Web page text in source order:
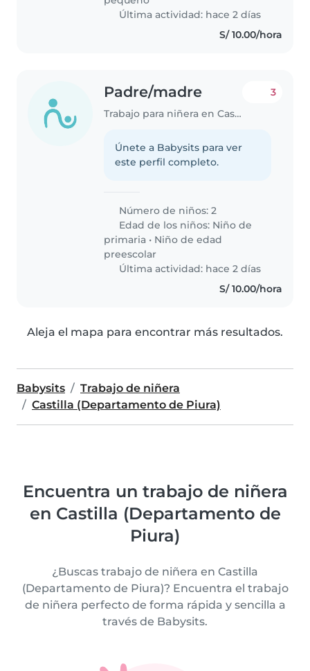
Última actividad: hace 2 días
S/ 10.00/hora
Padre/madre
Trabajo para niñera en Castilla (Departamento de Piura)
3
Únete a Babysits para ver
este perfil completo.
Número de niños: 2
Edad de los niños: Niño de
primaria • Niño de edad
preescolar
Última actividad: hace 2 días
S/ 10.00/hora
Aleja el mapa para encontrar más resultados.
Babysits
Trabajo de niñera
Castilla (Departamento de Piura)
Encuentra un trabajo de niñera
en Castilla (Departamento de
Piura)
¿Buscas trabajo de niñera en Castilla
(Departamento de Piura)? Encuentra el trabajo
de niñera perfecto de forma rápida y sencilla a
través de Babysits.